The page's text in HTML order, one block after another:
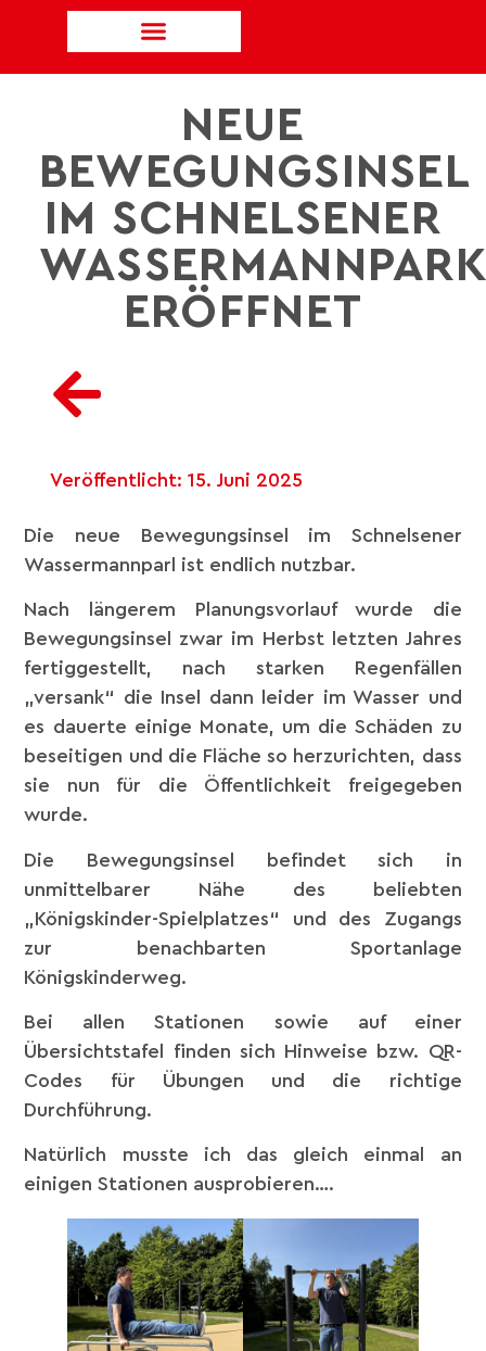
NEUE
BEWEGUNGSINSEL
IM SCHNELSENER
ERÖFFNET
Veröffentlicht: 15. Juni 2025
Die neue Bewegungsinsel im Schnelsener
Wassermannparl ist endlich nutzbar.
Nach längerem Planungsvorlauf wurde die
Bewegungsinsel zwar im Herbst letzten Jahres
fertiggestellt, nach starken Regenfällen
„versank“ die Insel dann leider im Wasser und
es dauerte einige Monate, um die Schäden zu
beseitigen und die Fläche so herzurichten, dass
sie nun für die Öffentlichkeit freigegeben
wurde.
Die Bewegungsinsel befindet sich in
unmittelbarer Nähe des beliebten
„Königskinder-Spielplatzes“ und des Zugangs
zur benachbarten Sportanlage
Königskinderweg.
Bei allen Stationen sowie auf einer
Übersichtstafel finden sich Hinweise bzw. QR-
Codes für Übungen und die richtige
Durchführung.
Natürlich musste ich das gleich einmal an
einigen Stationen ausprobieren….